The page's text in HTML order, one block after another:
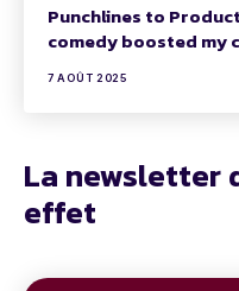
Punchlines to
comedy boosted my
7 AOÛT 2025
La newsletter
effet